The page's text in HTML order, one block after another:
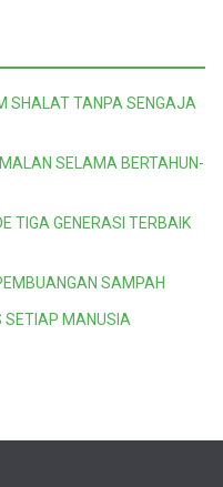
SHALAT TANPA SENGAJA
SELAMA BERTAHUN-
TIGA GENERASI TERBAIK
SAMPAH
SETIAP MANUSIA